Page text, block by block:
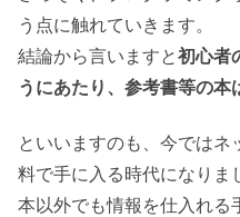
う点に触れていきます。
結論から言いますと初心者
うにあたり、参考書等の本
といいますのも、今では
料で手に入る時代になりま
本以外でも情報を仕入れる